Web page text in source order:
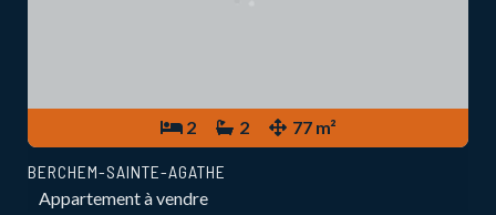
2 2 77 m²
BERCHEM-SAINTE-AGATHE
Appartement à vendre